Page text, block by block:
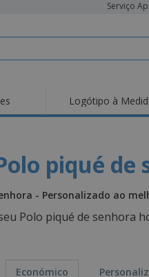
Serviço
Logótipo à
piqué de
- Personalizado ao
Polo piqué de senhora
Económico